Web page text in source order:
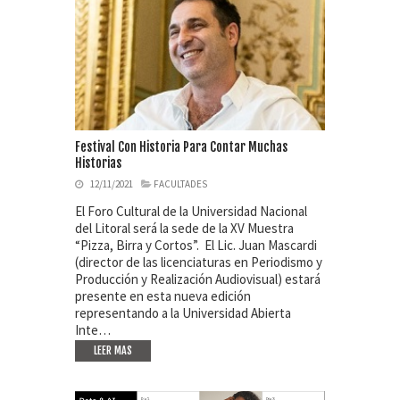
Festival Con Historia Para Contar Muchas
Historias
12/11/2021 FACULTADES
El Foro Cultural de la Universidad Nacional
del Litoral será la sede de la XV Muestra
“Pizza, Birra y Cortos”. El Lic. Juan Mascardi
(director de las licenciaturas en Periodismo y
Producción y Realización Audiovisual) estará
presente en esta nueva edición
representando a la Universidad Abierta
Inte…
LEER MAS